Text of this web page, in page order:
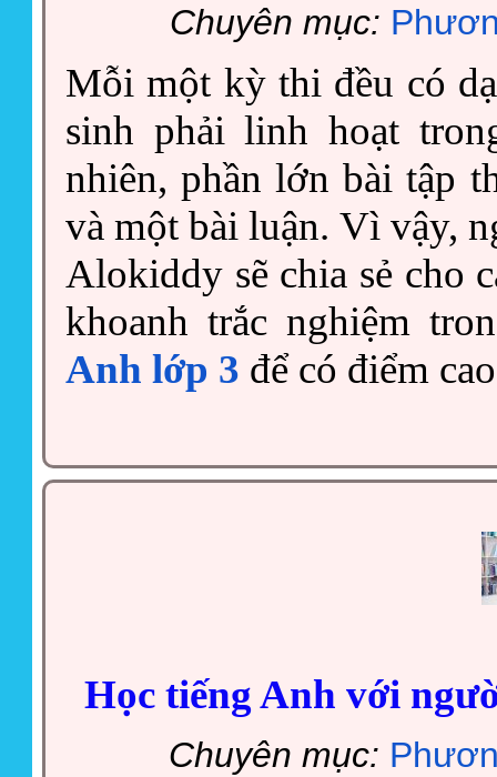
Chuyên mục:
Mỗi một kỳ thi đều có
sinh phải linh hoạt
nhiên, phần lớn bài tập
và một bài luận. Vì vậy,
Alokiddy sẽ chia sẻ cho
khoanh trắc nghiệm
Anh lớp 3 để có điểm
Học tiếng Anh với
Chuyên mục: